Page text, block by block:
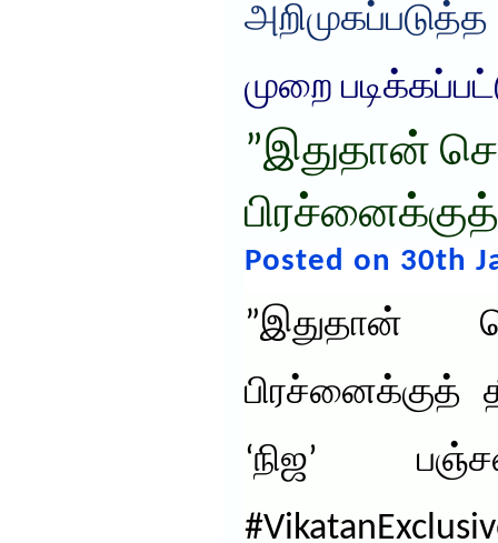
அறிமுகப்படுத்த
முறை
”இதுதான்
பிரச்னைக்குத்
Posted on 30th
பிரச்னைக்குத்
‘நிஜ’